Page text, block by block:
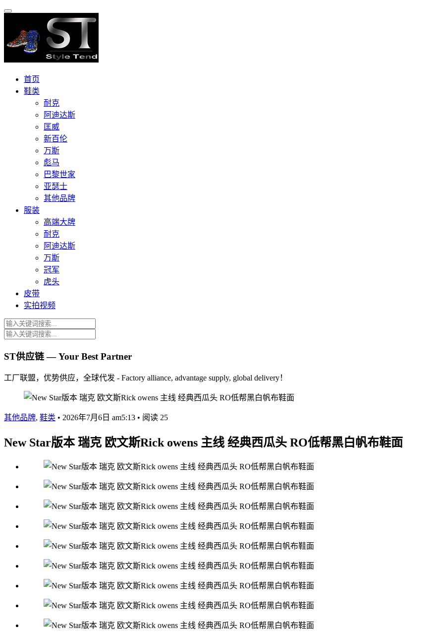
首页
鞋类
耐克
阿迪达斯
匡威
新百伦
万斯
彪马
巴黎世家
亚瑟士
其他品牌
服装
高端大牌
耐克
阿迪达斯
万斯
冠军
虎头
皮带
实拍视频
ST供应链 — Your Best Partner
工厂联盟，优势供应，全球代发 - Factory alliance, advantage supply, global delivery！
其他品牌, 鞋类 • 2026年7月6日 am5:13 • 阅读 25
New Star版本 瑞克 欧文斯Rick owens 主线 经典西瓜头 RO低帮黑白帆布鞋面